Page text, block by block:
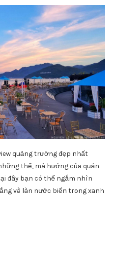
quảng trường đẹp nhất
thế, mà hướng của quán
đây bạn có thể ngắm nhìn
và làn nước biển trong xanh